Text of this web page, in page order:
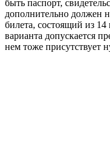
быть паспорт,
дополнительно должен
билета, состоящий из 14
варианта допускается
нем тоже присутствует